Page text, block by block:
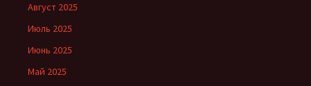
Август 2025
Июль 2025
Июнь 2025
Май 2025